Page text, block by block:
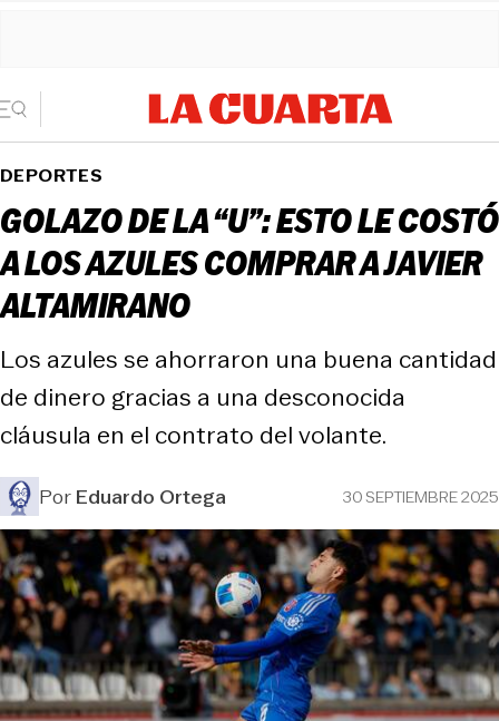
DEPORTES
GOLAZO DE LA “U”: ESTO LE COSTÓ
A LOS AZULES COMPRAR A JAVIER
ALTAMIRANO
Los azules se ahorraron una buena cantidad
de dinero gracias a una desconocida
cláusula en el contrato del volante.
PorEduardo Ortega 30 SEPTIEMBRE 2025